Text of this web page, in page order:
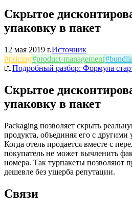
Скрытое
упаковку в пакет
12 мая 2019 г.Источник
#pricing#product-management#
📖Подробный разбор: Формула
Скрытое
упаковку в пакет
Packaging позволяет скрыть
продукта, объединяя его с
Когда отель продается вместе с
покупатель не может вычленить
номера. Так турпакеты позволяют
дешевле без ущерба репутации.
Связи